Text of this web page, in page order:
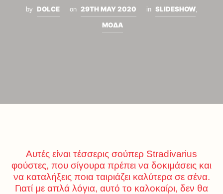
by DOLCE on 29TH MAY 2020 in SLIDESHOW,
ΜΟΔΑ
Αυτές είναι τέσσερις σούπερ Stradivarius
φούστες, που σίγουρα πρέπει να δοκιμάσεις και
να καταλήξεις ποια ταιριάζει καλύτερα σε σένα.
Γιατί με απλά λόγια, αυτό το καλοκαίρι, δεν θα